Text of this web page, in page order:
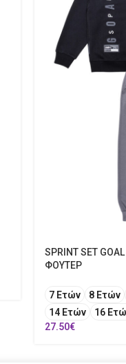
SPRINT SET
ΦΟΥΤΕΡ
7 Ετών 8 Ετών
14 Ετών
16
27.50€